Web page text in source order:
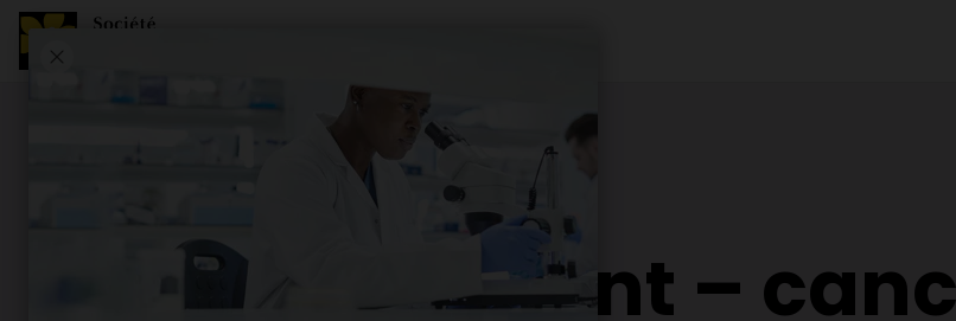
Financement –